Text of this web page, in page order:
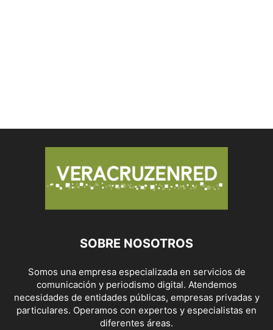
SOBRE NOSOTROS
Somos una empresa especializada en servicios de
comunicación y periodismo digital. Atendemos
necesidades de entidades públicas, empresas privadas y
particulares. Operamos con expertos y especialistas en
diferentes áreas.